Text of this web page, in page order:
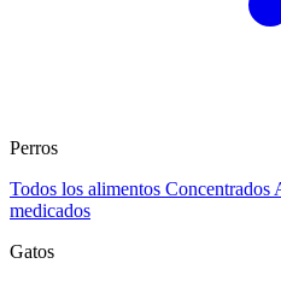
Perros
Todos los alimentos Concentrados
medicados
Gatos